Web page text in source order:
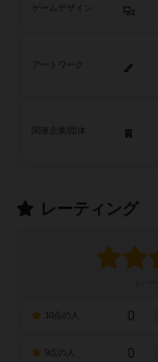
ゲームデザイン
アートワーク
レーティング
0
0